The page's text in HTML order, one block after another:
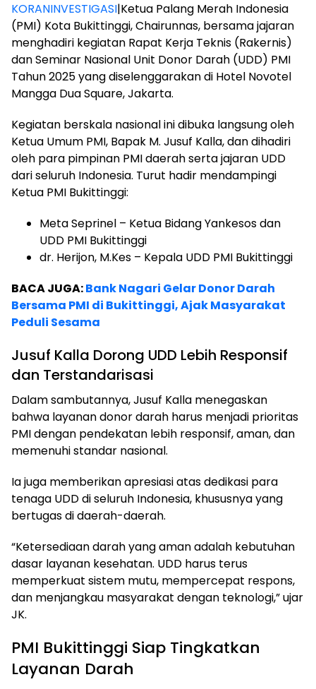
KORANINVESTIGASI|Ketua Palang Merah Indonesia
(PMI) Kota Bukittinggi, Chairunnas, bersama jajaran
menghadiri kegiatan Rapat Kerja Teknis (Rakernis)
dan Seminar Nasional Unit Donor Darah (UDD) PMI
Tahun 2025 yang diselenggarakan di Hotel Novotel
Mangga Dua Square, Jakarta.
Kegiatan berskala nasional ini dibuka langsung oleh
Ketua Umum PMI, Bapak M. Jusuf Kalla, dan dihadiri
oleh para pimpinan PMI daerah serta jajaran UDD
dari seluruh Indonesia. Turut hadir mendampingi
Ketua PMI Bukittinggi:
Meta Seprinel – Ketua Bidang Yankesos dan
UDD PMI Bukittinggi
dr. Herijon, M.Kes – Kepala UDD PMI Bukittinggi
BACA JUGA:Bank Nagari Gelar Donor Darah
Bersama PMI di Bukittinggi, Ajak Masyarakat
Peduli Sesama
Jusuf Kalla Dorong UDD Lebih Responsif
dan Terstandarisasi
Dalam sambutannya, Jusuf Kalla menegaskan
bahwa layanan donor darah harus menjadi prioritas
PMI dengan pendekatan lebih responsif, aman, dan
memenuhi standar nasional.
Ia juga memberikan apresiasi atas dedikasi para
tenaga UDD di seluruh Indonesia, khususnya yang
bertugas di daerah-daerah.
“Ketersediaan darah yang aman adalah kebutuhan
dasar layanan kesehatan. UDD harus terus
memperkuat sistem mutu, mempercepat respons,
dan menjangkau masyarakat dengan teknologi,” ujar
JK.
PMI Bukittinggi Siap Tingkatkan
Layanan Darah